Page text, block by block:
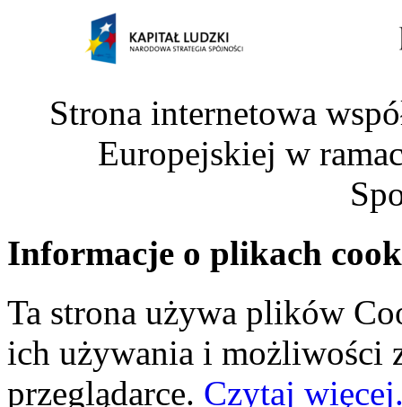
Strona internetowa
Europejskiej w
Informacje o plikach
Ta strona używa plików
ich używania i możliwości
przeglądarce. Czytaj